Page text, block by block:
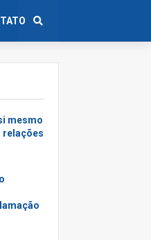
mesmo
relações